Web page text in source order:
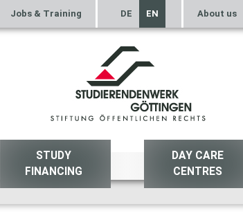
Jobs & Training DE EN About us
STUDY
FINANCING
DAY CARE
CENTRES